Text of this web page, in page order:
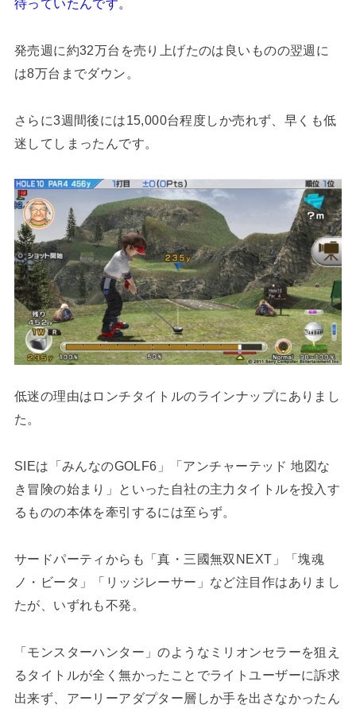
待っていたんです。
発売週に約32万台を売り上げたのは良いものの翌週に
は8万台までダウン。
さらに3週間後には15,000台程度しか売れず、早くも低
迷してしまったんです。
低迷の理由はロンチタイトルのラインナップにありまし
た。
SIEは「みんなのGOLF6」「アンチャーテッド 地図な
き冒険の始まり」といった自社の主力タイトルを投入す
るものの本体を牽引するには至らず。
サードパーティからも「真・三國無双NEXT」「塊魂
ノ・ビータ」「リッジレーサー」など注目作はありまし
たが、いずれも不発。
「モンスターハンター」のようなミリオンセラーを狙え
るタイトルが全く無かったことでライトユーザーに訴求
出来ず、アーリーアダプター層しか手を出さなかったん